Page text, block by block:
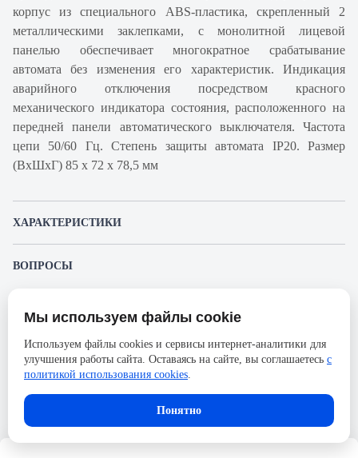
корпус из специального ABS-пластика, скрепленный 2
металлическими заклепками, с монолитной лицевой
панелью обеспечивает многократное срабатывание
автомата без изменения его характеристик. Индикация
аварийного отключения посредством красного
механического индикатора состояния, расположенного на
передней панели автоматического выключателя. Частота
цепи 50/60 Гц. Степень защиты автомата IP20. Размер
(ВхШхГ) 85 х 72 х 78,5 мм
ХАРАКТЕРИСТИКИ
Производитель
Серия
Acti 9
Номинальный ток
Напряжение, В
250
Количество полюсов
ВОПРОСЫ
Пожалуйста, авторизуйтесь, чтобы иметь
возможность оставлять вопросы.
Представленные изображения и характеристики могут отличаться от реального
без предварительного уведомления. Компания АйДистрибьют не несёт
ответственности в случае не соответствия текущей модели товаров фотографиям,
размещённым в карточке товара.
Мы используем файлы cookie
Используем файлы cookies и сервисы интернет-аналитики для
улучшения работы сайта. Оставаясь на сайте, вы соглашаетесь с
политикой использования cookies.
Понятно